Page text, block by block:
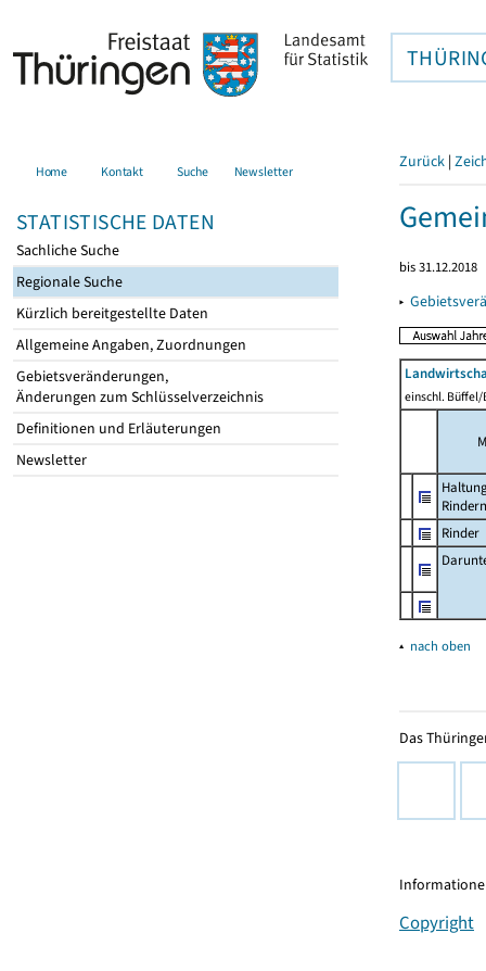
Home Kontakt Suche Newsletter
STATISTISCHE DATEN
Sachliche Suche
Regionale Suche
Kürzlich bereitgestellte Daten
Allgemeine Angaben, Zuordnungen
Gebietsveränderungen,
Änderungen zum Schlüsselverzeichnis
Definitionen und Erläuterungen
Newsletter
Zurück |
bis 31.12.2018
▸
einschl. Büffel/
Rindern
Rinder
▴ nach oben
Das
Copyright